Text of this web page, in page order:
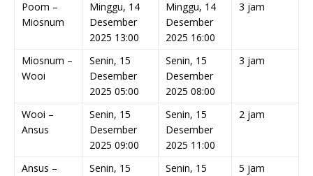
Poom –
Miosnum
Minggu, 14
Desember
2025 13:00
Minggu, 14
Desember
2025 16:00
3 jam
Miosnum –
Wooi
Senin, 15
Desember
2025 05:00
Senin, 15
Desember
2025 08:00
3 jam
Wooi –
Ansus
Senin, 15
Desember
2025 09:00
Senin, 15
Desember
2025 11:00
2 jam
Ansus –
Senin, 15
Senin, 15
5 jam